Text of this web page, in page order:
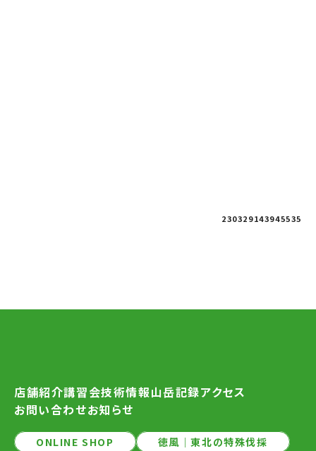
230329143945535
店舗紹介講習会技術情報山岳記録アクセス
お問い合わせお知らせ
ONLINE SHOP 徳風｜東北の特殊伐採